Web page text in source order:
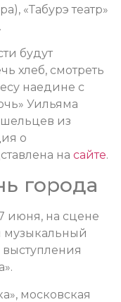
«Табурэ театр»
будут
хлеб, смотреть
наедине с
Уильяма
из
о
на сайте.
города
июня, на сцене
музыкальный
выступления
московская